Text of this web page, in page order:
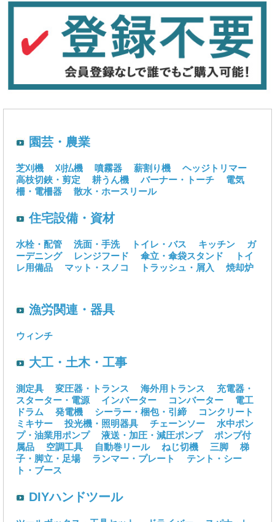
園芸・農業
芝刈機 刈払機 噴霧器 薪割り機
ヘッジトリマー
高枝切鋏・剪定
耕うん機 バーナー・トーチ
電気
柵・電柵器
散水・ホースリール
住宅設備・資材
水栓・配管 洗面・手洗 トイレ・バス キッチン
ガ
ーデニング
レンジフード 傘立・傘袋スタンド
トイ
レ用備品
マット・スノコ トラッシュ・屑入 焼却炉
漁労関連・器具
ウィンチ
大工・土木・工事
測定具 変圧器・トランス 海外用トランス
充電器・
スターター・電源
インバーター コンバーター
電工
ドラム
発電機 シーラー・梱包・引締
コンクリート
ミキサー
投光機・照明器具 チェーンソー
水中ポン
プ・油業用ポンプ
液送・加圧・減圧ポンプ
ポンプ付
属品
空調工具 自動巻リール ねじ切機 三脚
梯
子・脚立・足場
ランマー・プレート
テント・シー
ト・ブース
DIYハンドツール